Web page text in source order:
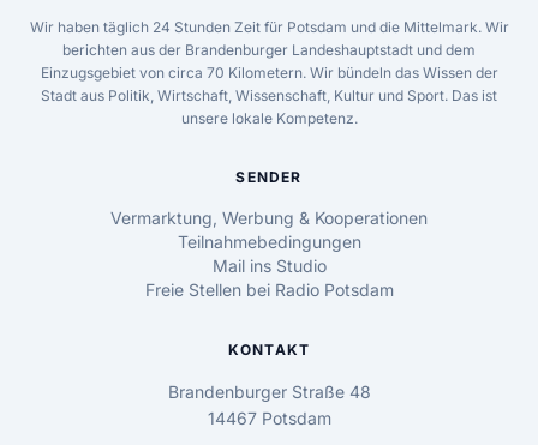
Wir haben täglich 24 Stunden Zeit für Potsdam und die Mittelmark. Wir
berichten aus der Brandenburger Landeshauptstadt und dem
Einzugsgebiet von circa 70 Kilometern. Wir bündeln das Wissen der
Stadt aus Politik, Wirtschaft, Wissenschaft, Kultur und Sport. Das ist
unsere lokale Kompetenz.
SENDER
Vermarktung, Werbung & Kooperationen
Teilnahmebedingungen
Mail ins Studio
Freie Stellen bei Radio Potsdam
KONTAKT
Brandenburger Straße 48
14467 Potsdam